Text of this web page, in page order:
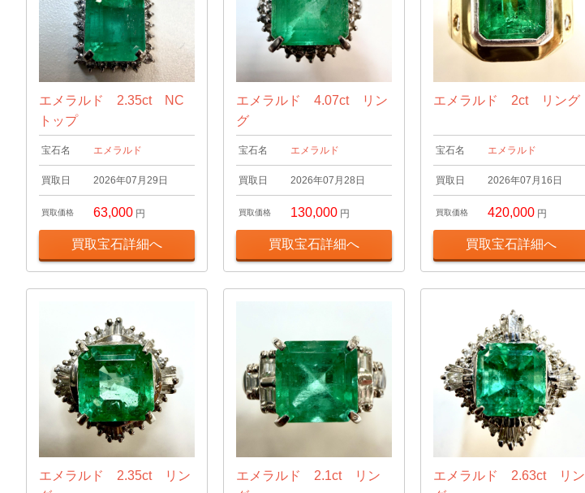
エメラルド 2.35ct NC
トップ
宝石名 エメラルド
買取日 2026年07月29日
買取価格 63,000 円
買取宝石詳細へ
エメラルド 4.07ct リン
グ
宝石名 エメラルド
買取日 2026年07月28日
買取価格 130,000 円
買取宝石詳細へ
エメラルド 2ct リング
宝石名 エメラルド
買取日 2026年07月16日
買取価格 420,000 円
買取宝石詳細へ
エメラルド 2.35ct リン
エメラルド 2.1ct リン
エメラルド 2.63ct リン